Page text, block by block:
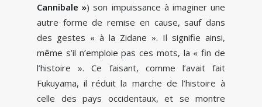
Cannibale ») son impuissance à imaginer une
autre forme de remise en cause, sauf dans
des gestes « à la Zidane ». Il signifie ainsi,
même s’il n’emploie pas ces mots, la « fin de
l’histoire ». Ce faisant, comme l’avait fait
Fukuyama, il réduit la marche de l’histoire à
celle des pays occidentaux, et se montre